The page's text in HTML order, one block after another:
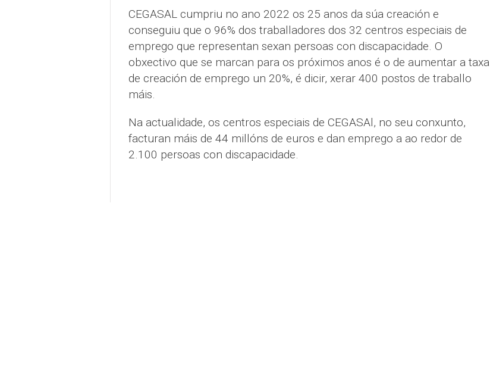
CEGASAL cumpriu no ano 2022 os 25 anos da súa creación e
conseguiu que o 96% dos traballadores dos 32 centros especiais de
emprego que representan sexan persoas con discapacidade. O
obxectivo que se marcan para os próximos anos é o de aumentar a taxa
de creación de emprego un 20%, é dicir, xerar 400 postos de traballo
máis.
Na actualidade, os centros especiais de CEGASAl, no seu conxunto,
facturan máis de 44 millóns de euros e dan emprego a ao redor de
2.100 persoas con discapacidade.